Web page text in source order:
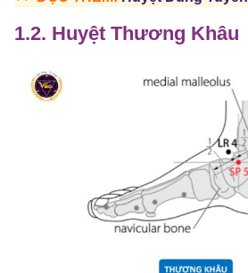
1.2. Huyệt Thương Khâu